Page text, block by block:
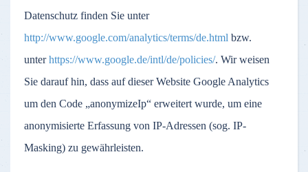
Datenschutz finden Sie unter
http://www.google.com/analytics/terms/de.html bzw.
unterhttps://www.google.de/intl/de/policies/. Wir weisen
Sie darauf hin, dass auf dieser Website Google Analytics
um den Code „anonymizeIp“ erweitert wurde, um eine
anonymisierte Erfassung von IP-Adressen (sog. IP-
Masking) zu gewährleisten.